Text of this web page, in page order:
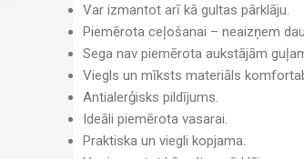
Var izmantot arī kā gultas pārklāju.
Piemērota ceļošanai – neaizņem
Sega nav piemērota aukstājām
Viegls un mīksts materiāls
Antialerģisks pildījums.
Ideāli piemērota vasarai.
Praktiska un viegli kopjama.